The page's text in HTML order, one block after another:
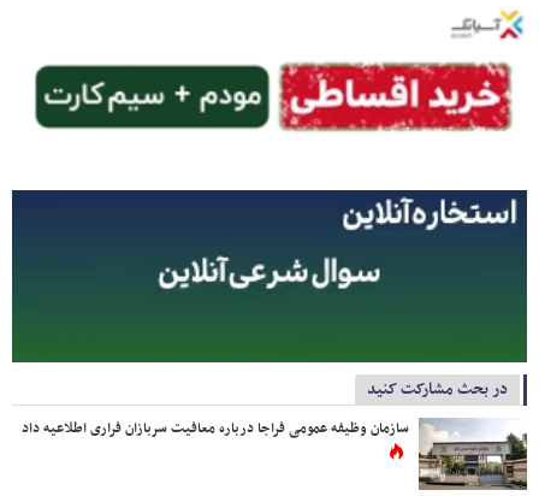
در بحث مشارکت کنید
سازمان وظیفه عمومی فراجا درباره معافیت سربازان فراری اطلاعیه داد